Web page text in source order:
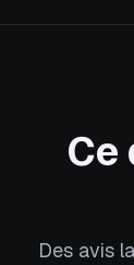
Ce
Des avis